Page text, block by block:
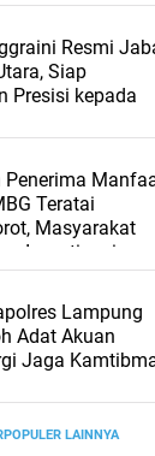
Resmi
Siap
Presisi kepada
Penerima
Teratai
Masyarakat
Investigasi
Lampung
Adat Akuan
Jaga
LAINNYA